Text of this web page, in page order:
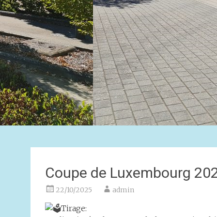
Coupe de Luxembourg
22/10/2025 admin
Tirage: